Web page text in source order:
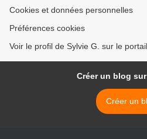
Cookies et données personnelles
Préférences cookies
Voir le profil de Sylvie G. sur le
Créer un blog
Créer un